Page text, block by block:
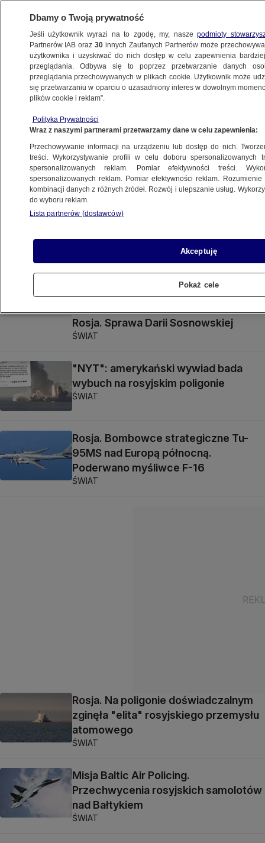
ROSJA
Rosja. Promieniowanie po wybuchu
na poligonie 16 razy większe. Lekarze
w szpitalu
ŚWIAT
Na poligonie w Rosji mogła wybuchnąć
rosyjska broń przyszłości
Ukraińcy, Norweżki, Białorusin -
z jakich krajów pochodzą azylanci
w Polsce?
Rosja. Sprawa Darii Sosnowskiej
ŚWIAT
"NYT": amerykański wywiad bada
wybuch na rosyjskim poligonie
ŚWIAT
Rosja. Bombowce strategiczne Tu-
95MS nad Europą północną.
Poderwano myśliwce F-16
ŚWIAT
Rosja. Na poligonie doświadczalnym
zginęła "elita" rosyjskiego przemysłu
atomowego
ŚWIAT
Misja Baltic Air Policing.
Przechwycenia rosyjskich samolotów
nad Bałtykiem
ŚWIAT
Dbamy o Twoją prywatność
Jeśli użytkownik wyrazi na to zgodę, my, naszepodmioty
Partnerów IAB oraz30 innych Zaufanych Partnerów może
użytkownika i uzyskiwać do nich dostęp w celu zapewnienia
przeglądania. Odbywa się to poprzez przetwarzanie danych
przeglądania przechowywanych w plikach cookie. Użytkownik może
się przetwarzaniu w oparciu o uzasadniony interes w dowolnym
plików cookie i reklam”.
Polityka Prywatności
Wraz z naszymi partnerami przetwarzamy dane w celu zapewnienia:
Przechowywanie informacji na urządzeniu lub dostęp do nich.
treści. Wykorzystywanie profili w celu doboru spersonalizowanych
spersonalizowanych reklam. Pomiar efektywności treści.
spersonalizowanych reklam. Pomiar efektywności reklam.
kombinacji danych z różnych źródeł. Rozwój i ulepszanie usług.
do wyboru reklam.
Lista partnerów (dostawców)
Akceptuję
Pokaż cele